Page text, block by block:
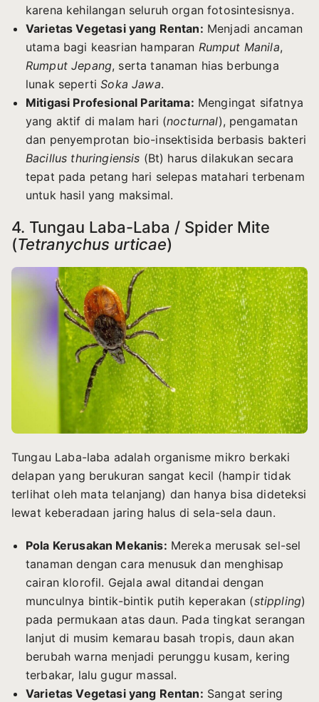
karena kehilangan seluruh organ fotosintesisnya.
Varietas Vegetasi yang Rentan: Menjadi ancaman
utama bagi keasrian hamparan Rumput Manila,
Rumput Jepang, serta tanaman hias berbunga
lunak sepertiSoka Jawa.
Mitigasi Profesional Paritama: Mengingat sifatnya
yang aktif di malam hari (nocturnal), pengamatan
dan penyemprotan bio-insektisida berbasis bakteri
Bacillus thuringiensis (Bt) harus dilakukan secara
tepat pada petang hari selepas matahari terbenam
untuk hasil yang maksimal.
4. Tungau Laba-Laba / Spider Mite
(Tetranychus urticae)
Tungau Laba-laba adalah organisme mikro berkaki
delapan yang berukuran sangat kecil (hampir tidak
terlihat oleh mata telanjang) dan hanya bisa dideteksi
lewat keberadaan jaring halus di sela-sela daun.
Pola Kerusakan Mekanis: Mereka merusak sel-sel
tanaman dengan cara menusuk dan menghisap
cairan klorofil. Gejala awal ditandai dengan
munculnya bintik-bintik putih keperakan (stippling)
pada permukaan atas daun. Pada tingkat serangan
lanjut di musim kemarau basah tropis, daun akan
berubah warna menjadi perunggu kusam, kering
terbakar, lalu gugur massal.
Varietas Vegetasi yang Rentan: Sangat sering